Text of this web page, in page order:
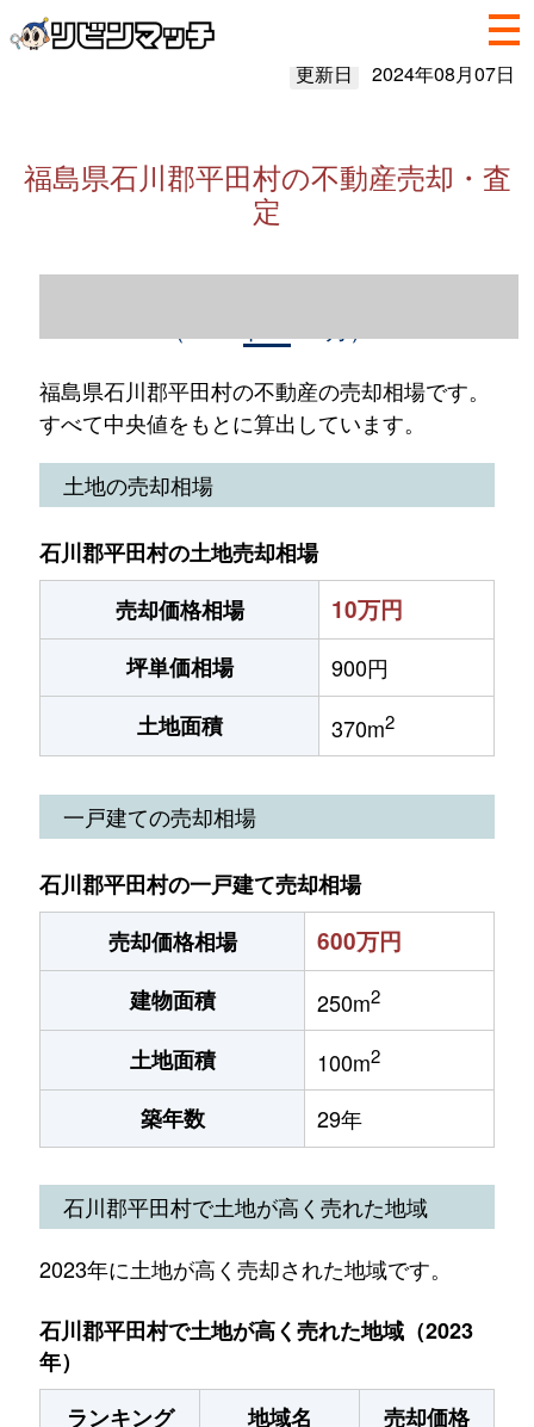
更新日 2024年08月07日
福島県石川郡平田村の不動産売却・査
定
福島県石川郡平田村の不動産の売却相場です。
すべて中央値をもとに算出しています。
土地の売却相場
石川郡平田村の土地売却相場
売却価格相場
10万円
坪単価相場
900円
土地面積
370m2
一戸建ての売却相場
石川郡平田村の一戸建て売却相場
売却価格相場
600万円
建物面積 250m2
土地面積 100m2
築年数 29年
石川郡平田村で土地が高く売れた地域
2023年に土地が高く売却された地域です。
石川郡平田村で土地が高く売れた地域（2023
年）
ランキング
地域名
売却価格